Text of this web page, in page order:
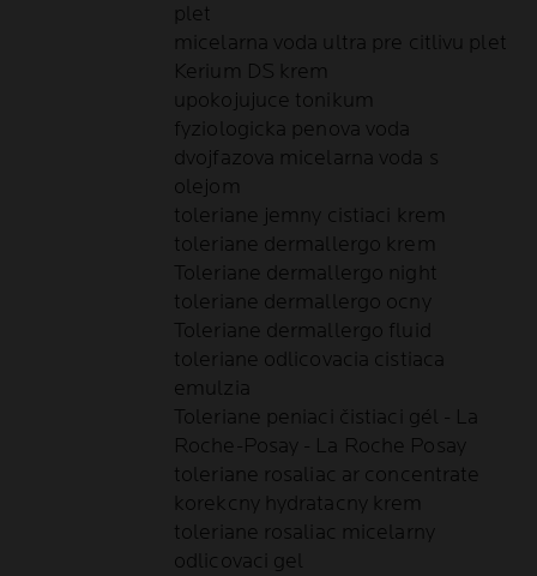
plet
micelarna voda ultra pre citlivu plet
Kerium DS krem
upokojujuce tonikum
fyziologicka penova voda
dvojfazova micelarna voda s
olejom
toleriane jemny cistiaci krem
toleriane dermallergo krem
Toleriane dermallergo night
toleriane dermallergo ocny
Toleriane dermallergo fluid
toleriane odlicovacia cistiaca
emulzia
Toleriane peniaci čistiaci gél - La
Roche-Posay - La Roche Posay
toleriane rosaliac ar concentrate
korekcny hydratacny krem
toleriane rosaliac micelarny
odlicovaci gel